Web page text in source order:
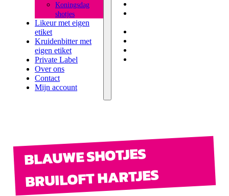
Koningsdag
shotjes
Likeur met eigen
etiket
Kruidenbitter met
eigen etiket
Private Label
Over ons
Contact
Mijn account
BLAUWE SHOTJES
BRUILOFT HARTJES